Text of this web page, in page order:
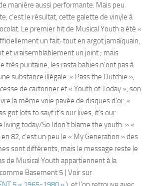
manière aussi performante. Mais peu
c’est le résultat, cette galette de vinyle à
Le premier hit de Musical Youth a été «
un fait-tout en argot jamaïquain,
et vraisemblablement un joint ; mais
très puritaine, les rasta babies n’ont pas à
substance illégale. « Pass the Dutchie »,
de cartonner et « Youth of Today », son
la même voie pavée de disques d’or. «
got lots to sayf it’s our lives, it’s our
living today/So Idon’t blame the youth. » «
82, c’est un peu le « My Generation » des
sont différents, mais le message reste le
de Musical Youth appartiennent à la
Basement 5 ( Voir sur